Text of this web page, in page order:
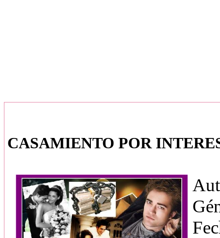
CASAMIENTO POR